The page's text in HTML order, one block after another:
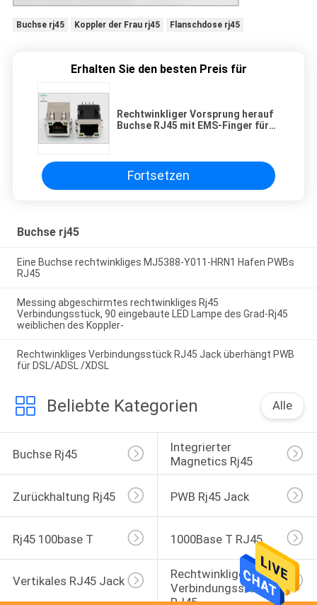
Buchse rj45 Koppler der Frau rj45 Flanschdose rj45
Erhalten Sie den besten Preis für
Rechtwinkliger Vorsprung herauf
Buchse RJ45 mit EMS-Finger für
Fortsetzen
Buchse rj45
Eine Buchse rechtwinkliges MJ5388-Y011-HRN1 Hafen PWBs
RJ45
Messing abgeschirmtes rechtwinkliges Rj45
Verbindungsstück, 90 eingebaute LED Lampe des Grad-Rj45
weiblichen des Koppler-
Rechtwinkliges Verbindungsstück RJ45 Jack überhängt PWB
für DSL/ADSL /XDSL
Beliebte Kategorien Alle
Buchse Rj45
Integrierter
Magnetics Rj45
Zurückhaltung Rj45 PWB Rj45 Jack
Rj45 100base T 1000Base T RJ45
Vertikales RJ45 Jack
Rechtwinkliges
Verbindungsstück